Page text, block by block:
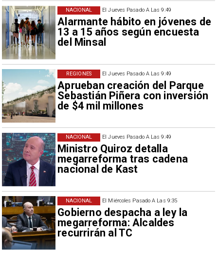
El Jueves Pasado A Las 9:49
Alarmante hábito en jóvenes de
13 a 15 años según encuesta
del Minsal
NACIONAL
El Jueves Pasado A Las 9:49
Aprueban creación del Parque
Sebastián Piñera con inversión
de $4 mil millones
REGIONES
El Jueves Pasado A Las 9:49
Ministro Quiroz detalla
megarreforma tras cadena
nacional de Kast
NACIONAL
El Miércoles Pasado A Las 9:35
Gobierno despacha a ley la
megarreforma: Alcaldes
recurrirán al TC
NACIONAL